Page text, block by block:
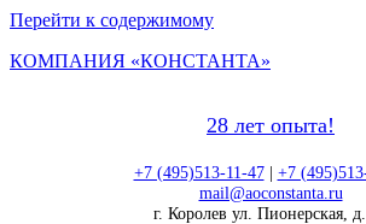
Перейти к содержимому
КОМПАНИЯ «КОНСТАНТА»
28 лет опыта!
+7 (495)513-11-47| +7
mail@aoconstanta.ru
г. Королев ул. Пионерская,